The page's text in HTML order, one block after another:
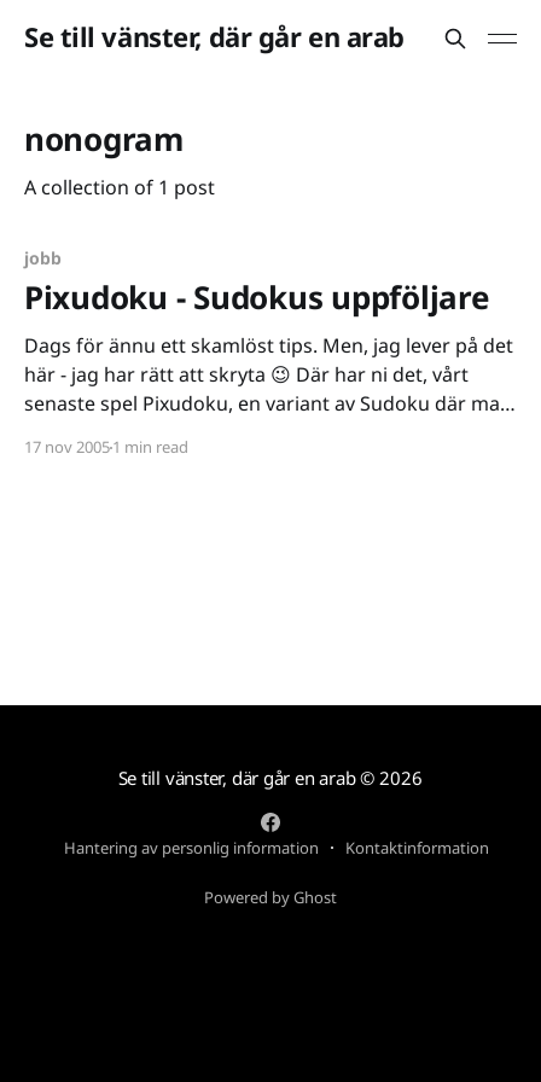
Se till vänster, där går en arab
nonogram
A collection of 1 post
jobb
Pixudoku - Sudokus uppföljare
Dags för ännu ett skamlöst tips. Men, jag lever på det
här - jag har rätt att skryta 😉 Där har ni det, vårt
senaste spel Pixudoku, en variant av Sudoku där man
mer känd under namnet nonogram och är
17 nov 20051 min read
Se till vänster, där går en arab© 2026
Hantering av personlig information Kontaktinformation
Powered by Ghost